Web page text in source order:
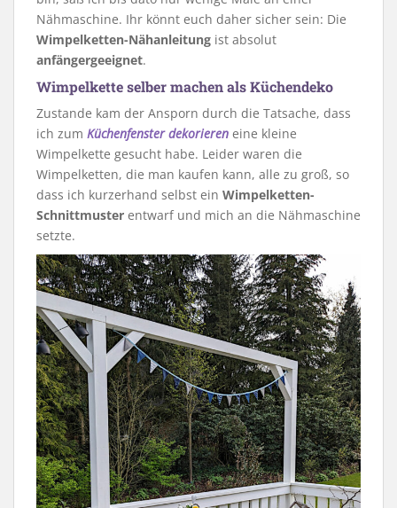
Nähmaschine. Ihr könnt euch daher sicher sein: Die
Wimpelketten-Nähanleitung ist absolut
anfängergeeignet.
Wimpelkette selber machen als Küchendeko
Zustande kam der Ansporn durch die Tatsache, dass
ich zum Küchenfenster dekorieren eine kleine
Wimpelkette gesucht habe. Leider waren die
Wimpelketten, die man kaufen kann, alle zu groß, so
dass ich kurzerhand selbst ein Wimpelketten-
Schnittmuster entwarf und mich an die Nähmaschine
setzte.